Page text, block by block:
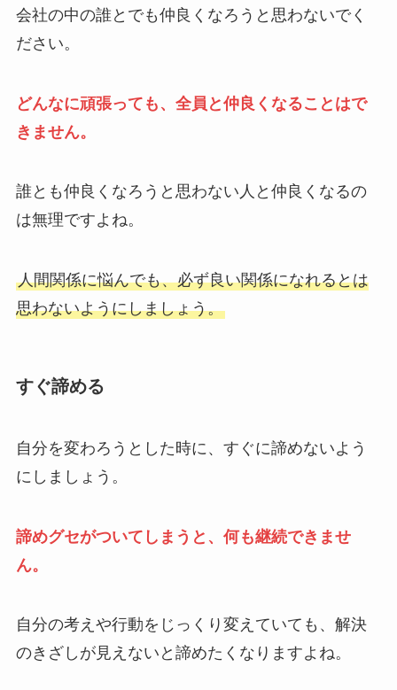
会社の中の誰とでも仲良くなろうと思わないでく
ださい。
どんなに頑張っても、全員と仲良くなることはで
きません。
誰とも仲良くなろうと思わない人と仲良くなるの
は無理ですよね。
人間関係に悩んでも、必ず良い関係になれるとは
思わないようにしましょう。
すぐ諦める
自分を変わろうとした時に、すぐに諦めないよう
にしましょう。
諦めグセがついてしまうと、何も継続できませ
ん。
自分の考えや行動をじっくり変えていても、解決
のきざしが見えないと諦めたくなりますよね。